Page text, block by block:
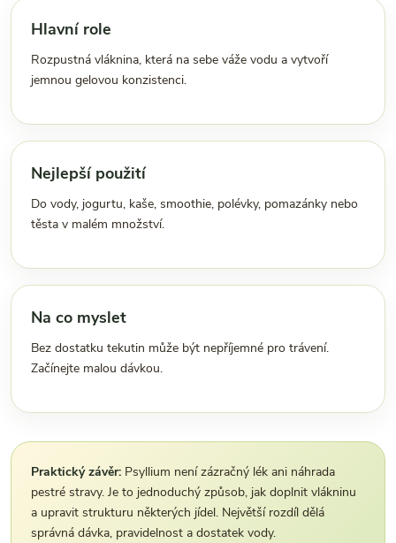
Hlavní role
Rozpustná vláknina, která na sebe váže vodu a vytvoří
jemnou gelovou konzistenci.
Nejlepší použití
Do vody, jogurtu, kaše, smoothie, polévky, pomazánky nebo
těsta v malém množství.
Na co myslet
Bez dostatku tekutin může být nepříjemné pro trávení.
Začínejte malou dávkou.
Praktický závěr: Psyllium není zázračný lék ani náhrada
pestré stravy. Je to jednoduchý způsob, jak doplnit vlákninu
a upravit strukturu některých jídel. Největší rozdíl dělá
správná dávka, pravidelnost a dostatek vody.